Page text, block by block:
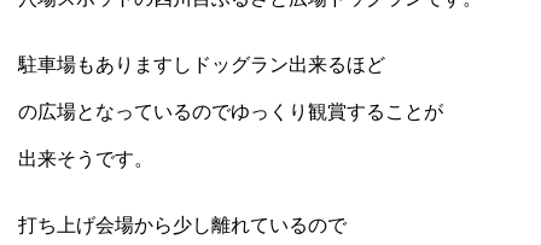
駐車場もありますしドッグラン出来るほど
の広場となっているのでゆっくり観賞することが
出来そうです。
打ち上げ会場から少し離れているので